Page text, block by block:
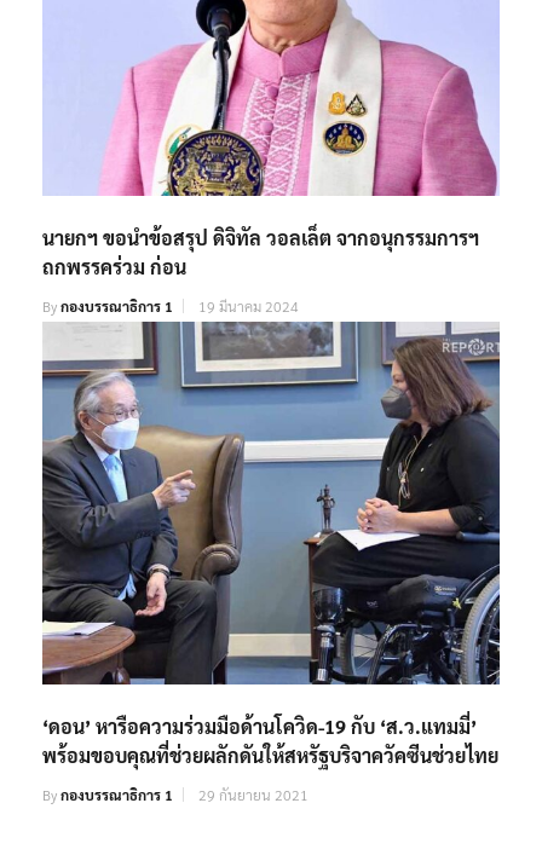
นายกฯ ขอนำข้อสรุป ดิจิทัล วอลเล็ต จากอนุกรรมการฯ
ถกพรรคร่วม ก่อน
Byกองบรรณาธิการ 1 19 มีนาคม 2024
‘ดอน’ หารือความร่วมมือด้านโควิด-19 กับ ‘ส.ว.แทมมี่’
พร้อมขอบคุณที่ช่วยผลักดันให้สหรัฐบริจาควัคซีนช่วยไทย
Byกองบรรณาธิการ 1 29 กันยายน 2021